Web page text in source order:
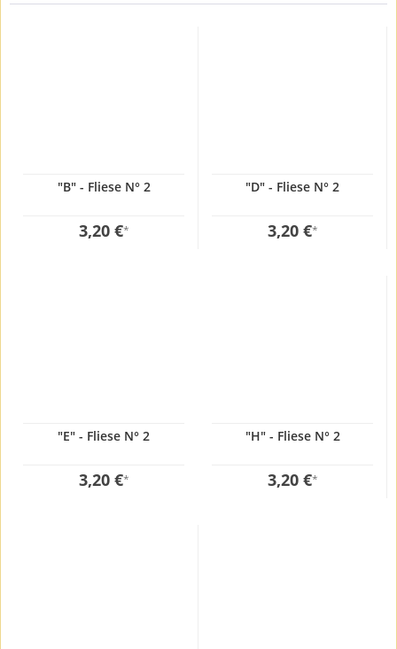
"B" - Fliese N° 2
3,20 €*
"D" - Fliese N° 2
3,20 €*
"E" - Fliese N° 2
3,20 €*
"H" - Fliese N° 2
3,20 €*